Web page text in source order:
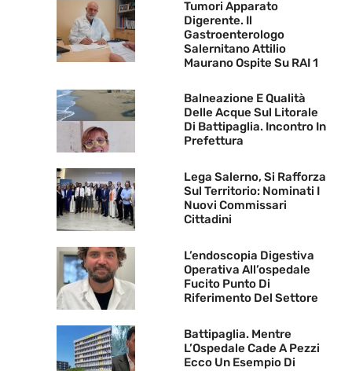
Tumori Apparato
Digerente. Il
Gastroenterologo
Salernitano Attilio
Maurano Ospite Su RAI 1
Balneazione E Qualità
Delle Acque Sul Litorale
Di Battipaglia. Incontro In
Prefettura
Lega Salerno, Si Rafforza
Sul Territorio: Nominati I
Nuovi Commissari
Cittadini
L’endoscopia Digestiva
Operativa All’ospedale
Fucito Punto Di
Riferimento Del Settore
Battipaglia. Mentre
L’Ospedale Cade A Pezzi
Ecco Un Esempio Di